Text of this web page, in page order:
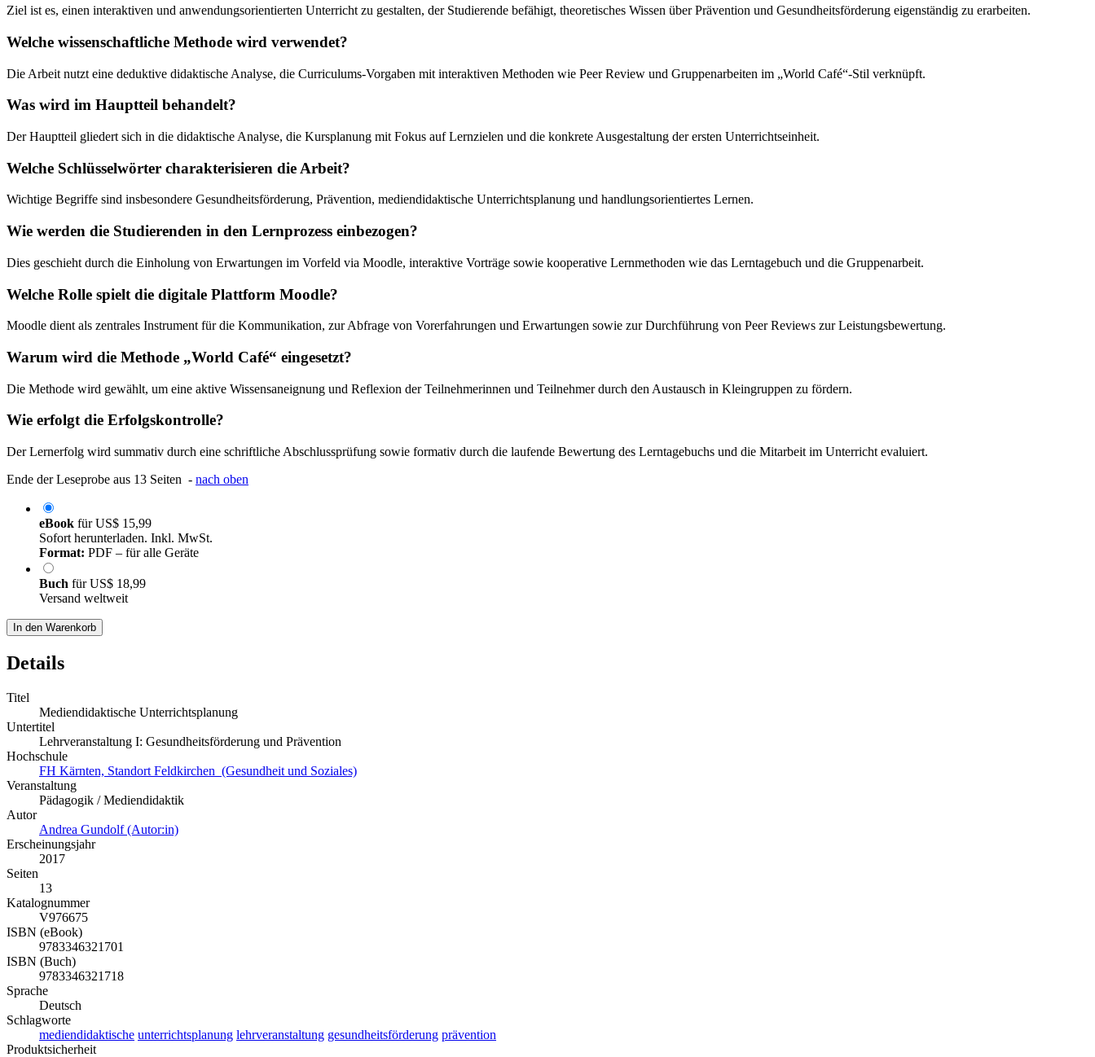
Ziel ist es, einen interaktiven und anwendungsorientierten Unterricht zu gestalten, der Studierende befähigt, theoretisches Wissen über Prävention und Gesundheitsförderung eigenständig zu erarbeiten.
Welche wissenschaftliche Methode wird verwendet?
Die Arbeit nutzt eine deduktive didaktische Analyse, die Curriculums-Vorgaben mit interaktiven Methoden wie Peer Review und Gruppenarbeiten im „World Café“-Stil verknüpft.
Was wird im Hauptteil behandelt?
Der Hauptteil gliedert sich in die didaktische Analyse, die Kursplanung mit Fokus auf Lernzielen und die konkrete Ausgestaltung der ersten Unterrichtseinheit.
Welche Schlüsselwörter charakterisieren die Arbeit?
Wichtige Begriffe sind insbesondere Gesundheitsförderung, Prävention, mediendidaktische Unterrichtsplanung und handlungsorientiertes Lernen.
Wie werden die Studierenden in den Lernprozess einbezogen?
Dies geschieht durch die Einholung von Erwartungen im Vorfeld via Moodle, interaktive Vorträge sowie kooperative Lernmethoden wie das Lerntagebuch und die Gruppenarbeit.
Welche Rolle spielt die digitale Plattform Moodle?
Moodle dient als zentrales Instrument für die Kommunikation, zur Abfrage von Vorerfahrungen und Erwartungen sowie zur Durchführung von Peer Reviews zur Leistungsbewertung.
Warum wird die Methode „World Café“ eingesetzt?
Die Methode wird gewählt, um eine aktive Wissensaneignung und Reflexion der Teilnehmerinnen und Teilnehmer durch den Austausch in Kleingruppen zu fördern.
Wie erfolgt die Erfolgskontrolle?
Der Lernerfolg wird summativ durch eine schriftliche Abschlussprüfung sowie formativ durch die laufende Bewertung des Lerntagebuchs und die Mitarbeit im Unterricht evaluiert.
Ende der Leseprobe aus 13 Seiten - nach oben
eBook fürUS$ 15,99
Sofort herunterladen. Inkl. MwSt.
Format: PDF – für alle Geräte
Buch fürUS$ 18,99
Versand weltweit
In den Warenkorb
Details
Titel
Mediendidaktische Unterrichtsplanung
Untertitel
Lehrveranstaltung I: Gesundheitsförderung und Prävention
Hochschule
FH Kärnten, Standort Feldkirchen (Gesundheit und Soziales)
Veranstaltung
Pädagogik / Mediendidaktik
Autor
Andrea Gundolf (Autor:in)
Erscheinungsjahr
2017
Seiten
13
Katalognummer
V976675
ISBN (eBook)
9783346321701
ISBN (Buch)
9783346321718
Sprache
Deutsch
Schlagworte
mediendidaktische unterrichtsplanung lehrveranstaltung gesundheitsförderung prävention
Produktsicherheit